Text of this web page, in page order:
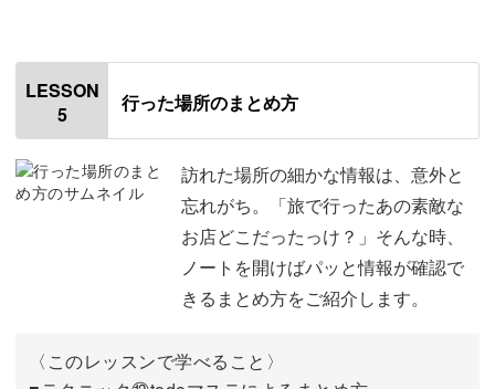
はじめに
使用材料・道具
今回のレッスンのポイント 03:18
⑩おこづかい帳風のまとめ方 04:29
⑪引出コメントによるまとめ方 08:43
実際の活用例
LESSON
5
行った場所のまとめ方
訪れた場所の細かな情報は、意外と
忘れがち。「旅で行ったあの素敵な
お店どこだったっけ？」そんな時、
ノートを開けばパッと情報が確認で
きるまとめ方をご紹介します。
〈このレッスンで学べること〉